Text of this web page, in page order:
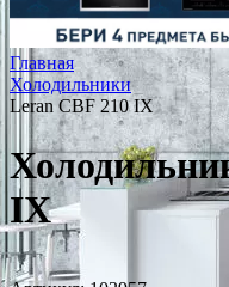
Главная
Холодильники
Leran CBF 210 IX
IX